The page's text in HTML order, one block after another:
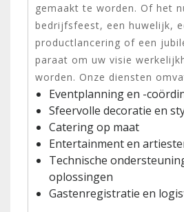
gemaakt te worden. Of het
bedrijfsfeest, een huwelijk,
productlancering of een
paraat om uw visie
worden. Onze diensten
Eventplanning en -
Sfeervolle decoratie en
Catering op maat
Entertainment en
Technische
oplossingen
Gastenregistratie en